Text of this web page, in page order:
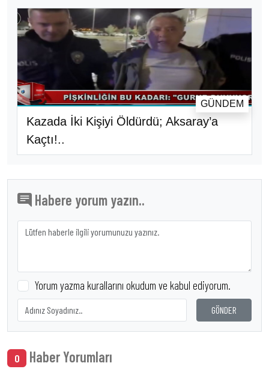
Kazada İki Kişiyi Öldürdü; Aksaray’a
Kaçtı!..
GÜNDEM
Habere yorum yazın..
Yorum yazma kurallarını okudum ve kabul ediyorum.
GÖNDER
0 Haber Yorumları